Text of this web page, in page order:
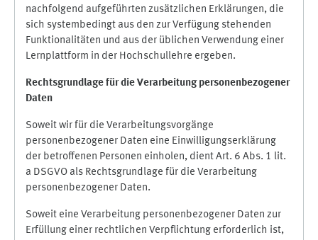
nachfolgend aufgeführten zusätzlichen Erklärungen, die
sich systembedingt aus den zur Verfügung stehenden
Funktionalitäten und aus der üblichen Verwendung einer
Lernplattform in der Hochschullehre ergeben.
Rechtsgrundlage für die Verarbeitung personenbezogener
Daten
Soweit wir für die Verarbeitungsvorgänge
personenbezogener Daten eine Einwilligungserklärung
der betroffenen Personen einholen, dient Art. 6 Abs. 1 lit.
a DSGVO als Rechtsgrundlage für die Verarbeitung
personenbezogener Daten.
Soweit eine Verarbeitung personenbezogener Daten zur
Erfüllung einer rechtlichen Verpflichtung erforderlich ist,